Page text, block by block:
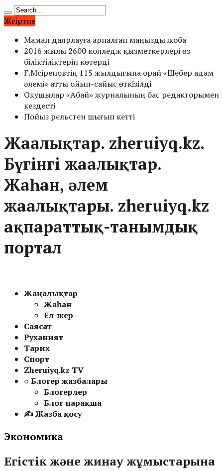
Жүгіртпе
Маман даярлауға арналған маңызды жоба
2016 жылы 2600 колледж қызметкерлері өз
біліктіліктерін көтерді
Ғ.Мүсіреповтің 115 жылдығына орай «Шебер адам
әлемі» атты ойын-сайыс өткізілді
Оқушылар «Абай» журналының бас редакторымен
кездесті
Пойыз рельстен шығып кетті
Жаңалықтар. zheruiyq.kz.
Бүгінгі жаңалықтар.
Жаһан, әлем
жаңалықтары. zheruiyq.kz
ақпараттық-танымдық
портал
Жаңалықтар
Жаһан
Ел-жер
Саясат
Руханият
Тарих
Спорт
Zheruiyq.kz TV
○ Блогер жазбалары
Блогерлер
Блог парақша
✍ Жазба қосу
Экономика
Егістік және жинау жұмыстарына